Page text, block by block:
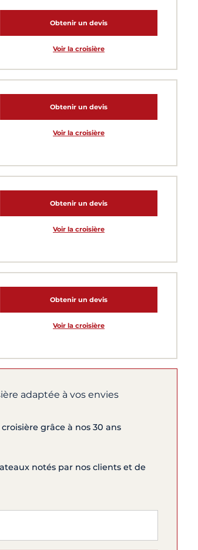
Obtenir un devis
Voir la croisière
Obtenir un devis
Voir la croisière
Obtenir un devis
Voir la croisière
Obtenir un devis
Voir la croisière
adaptée à vos envies
grâce à nos 30 ans
notés par nos clients et de